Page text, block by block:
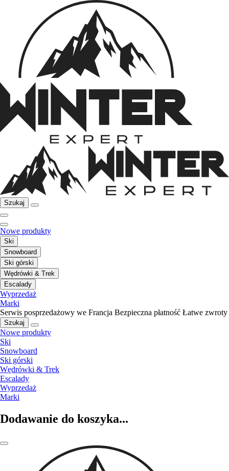
Szukaj
Nowe produkty
Ski
Snowboard
Ski górski
Wędrówki & Trek
Escalady
Wyprzedaż
Marki
Serwis posprzedażowy we Francja Bezpieczna płatność Łatwe zwroty
Szukaj
Nowe produkty
Ski
Snowboard
Ski górski
Wędrówki & Trek
Escalady
Wyprzedaż
Marki
Dodawanie do koszyka...